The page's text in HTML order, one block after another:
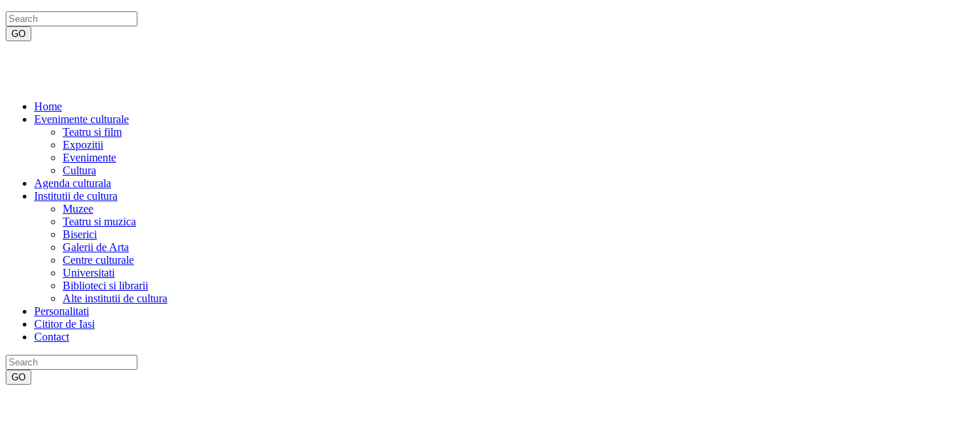
Home
Evenimente culturale
Teatru si film
Expozitii
Evenimente
Cultura
Agenda culturala
Institutii de cultura
Muzee
Teatru si muzica
Biserici
Galerii de Arta
Centre culturale
Universitati
Biblioteci si librarii
Alte institutii de cultura
Personalitati
Cititor de Iasi
Contact